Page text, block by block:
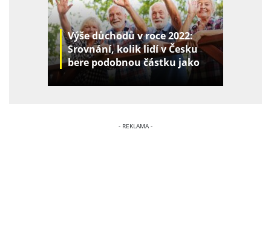
Výše důchodů v roce 2022:
Srovnání, kolik lidí v Česku
bere podobnou částku jako